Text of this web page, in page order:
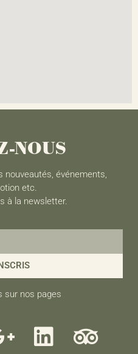
NOUS
nouveautés, événements,
etc.
à la newsletter.
sur nos pages